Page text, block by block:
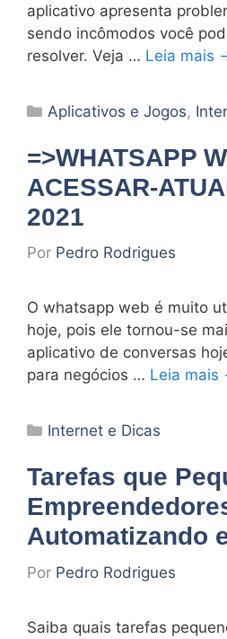
aplicativo apresenta
sendo incômodos você
resolver. Veja … Leia mais
Categorias
Aplicativos e Jogos,
=>WHATSAPP
ACESSAR-
2021
Por Pedro Rodrigues
O whatsapp web é muito
hoje, pois ele tornou-se
aplicativo de conversas
para negócios … Leia mais
Categorias
Internet e Dicas
Tarefas que
Automatizando
Por Pedro Rodrigues
Saiba quais tarefas